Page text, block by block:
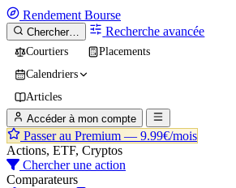
Rendement Bourse
Chercher… Recherche avancée
Courtiers
Placements
Calendriers
Articles
Accéder à mon compte
Passer au Premium — 9.99€/mois
Actions, ETF, Cryptos
Chercher une action
Comparateurs